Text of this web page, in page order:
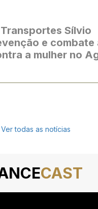
Sílvio
e combate
a mulher no
Ver todas as notícias
CAST